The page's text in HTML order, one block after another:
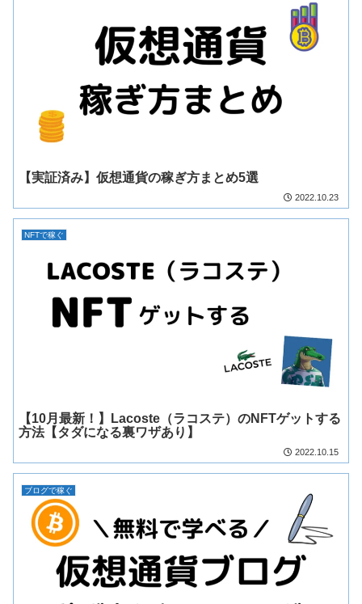
【実証済み】仮想通貨の稼ぎ方まとめ5選
2022.10.23
NFTで稼ぐ
【10月最新！】Lacoste（ラコステ）のNFTゲットする
方法【タダになる裏ワザあり】
2022.10.15
ブログで稼ぐ